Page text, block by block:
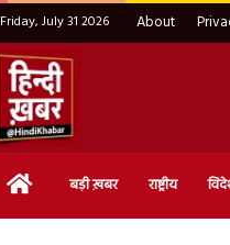
Friday, July 31 2026 About
Home बड़ी ख़बर राष्ट्रीय